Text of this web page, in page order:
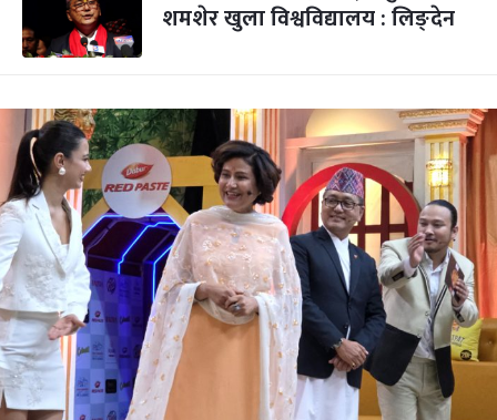
शमशेर खुला विश्वविद्यालय : लिङ्देन